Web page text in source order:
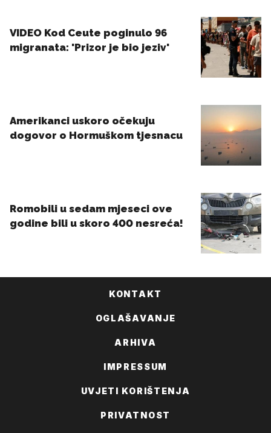
KONTAKT
OGLAŠAVANJE
ARHIVA
IMPRESSUM
UVJETI KORIŠTENJA
PRIVATNOST